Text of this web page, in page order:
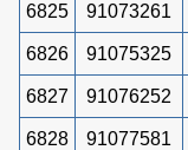
6825 91073261
6826 91075325
6827 91076252
6828 91077581